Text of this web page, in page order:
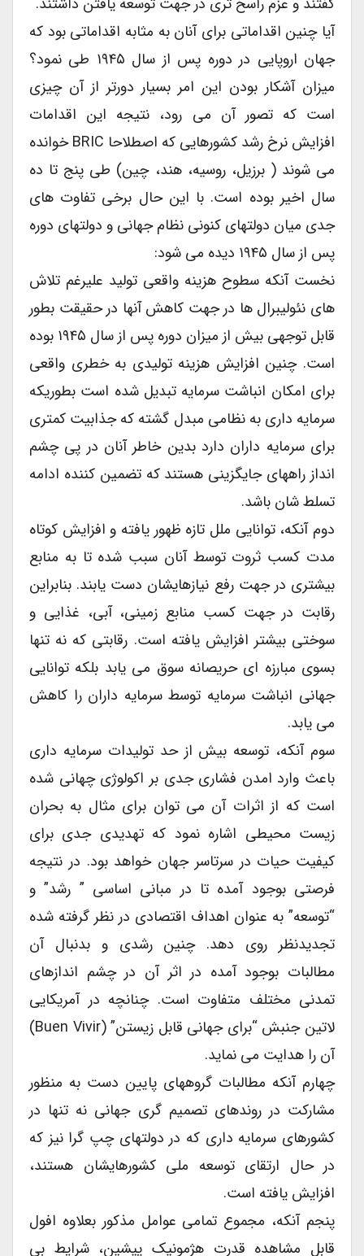
آیا چنین اقداماتی برای آنان به مثابه اقداماتی بود که
جهان اروپایی در دوره پس از سال ۱۹۴۵ طی نمود؟
میزان آشکار بودن این امر بسیار دورتر از آن چیزی
است که تصور آن می رود، نتیجه این اقدامات
افزایش نرخ رشد کشورهایی که اصطلاحا BRIC خوانده
می شوند ( برزیل، روسیه، هند، چین) طی پنج تا ده
سال اخیر بوده است. با این حال برخی تفاوت های
جدی میان دولتهای کنونی نظام جهانی و دولتهای دوره
پس از سال ۱۹۴۵ دیده می شود:
نخست آنکه سطوح هزینه واقعی تولید علیرغم تلاش
های نئولیبرال ها در جهت کاهش آنها در حقیقت بطور
قابل توجهی بیش از میزان دوره پس از سال ۱۹۴۵ بوده
است. چنین افزایش هزینه تولیدی به خطری واقعی
برای امکان انباشت سرمایه تبدیل شده است بطوریکه
سرمایه داری به نظامی مبدل گشته که جذابیت کمتری
برای سرمایه داران دارد بدین خاطر آنان در پی چشم
انداز راههای جایگزینی هستند که تضمین کننده ادامه
تسلط شان باشد.
دوم آنکه، توانایی ملل تازه ظهور یافته و افزایش کوتاه
مدت کسب ثروت توسط آنان سبب شده تا به منابع
بیشتری در جهت رفع نیازهایشان دست یابند. بنابراین
رقابت در جهت کسب منابع زمینی، آبی، غذایی و
سوختی بیشتر افزایش یافته است. رقابتی که نه تنها
بسوی مبارزه ای حریصانه سوق می یابد بلکه توانایی
جهانی انباشت سرمایه توسط سرمایه داران را کاهش
می یابد.
سوم آنکه، توسعه بیش از حد تولیدات سرمایه داری
باعث وارد امدن فشاری جدی بر اکولوژی چهانی شده
است که از اثرات آن می توان برای مثال به بحران
زیست محیطی اشاره نمود که تهدیدی جدی برای
کیفیت حیات در سرتاسر جهان خواهد بود. در نتیجه
فرصتی بوجود آمده تا در مبانی اساسی ” رشد” و
“توسعه” به عنوان اهداف اقتصادی در نظر گرفته شده
تجدیدنظر روی دهد. چنین رشدی و بدنبال آن
مطالبات بوجود آمده در اثر آن در چشم اندازهای
تمدنی مختلف متفاوت است. چنانچه در آمریکایی
لاتین جنبش “برای جهانی قابل زیستن” (buen Vivir)
آن را هدایت می نماید.
چهارم آنکه مطالبات گروههای پایین دست به منظور
مشارکت در روندهای تصمیم گری جهانی نه تنها در
کشورهای سرمایه داری که در دولتهای چپ گرا نیز که
در حال ارتقای توسعه ملی کشورهایشان هستند،
افزایش یافته است.
پنجم آنکه، مجموع تمامی عوامل مذکور بعلاوه افول
قابل مشاهده قدرت هژمونیک پیشین، شرایط بی